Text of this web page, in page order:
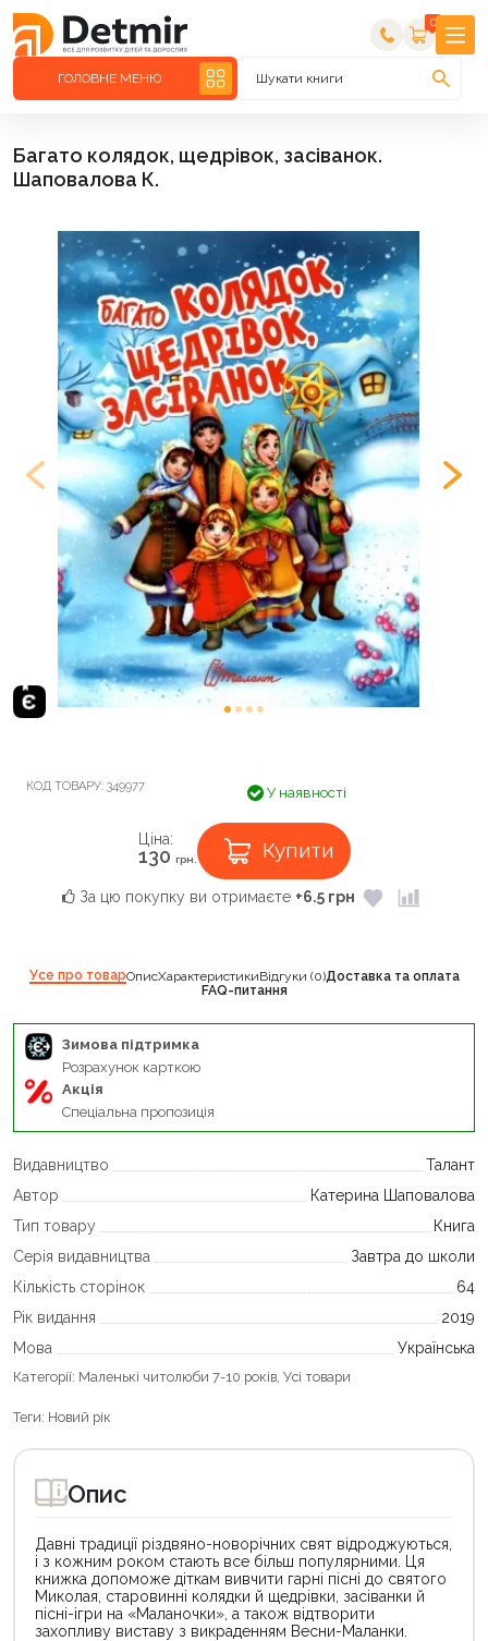
0
ГОЛОВНЕ МЕНЮ Шукати книги
Багато колядок, щедрівок, засіванок.
Шаповалова К.
КОД ТОВАРУ: 349977 У наявності
Ціна:
130 грн. Купити
За цю покупку ви отримаєте +6.5 грн
Усе про товарОписХарактеристикиВідгуки (0)Доставка та оплата
FAQ-питання
Зимова підтримка
Розрахунок карткою
Акція
Спеціальна пропозиція
Видавництво
Талант
Автор
Катерина Шаповалова
Тип товару
Книга
Серія видавництва
Завтра до школи
Кількість сторінок
64
Рік видання
2019
Мова
Українська
Категорії: Маленькі читолюби 7-10 років Усі товари
Теги: Новий рік
Опис
Давні традиції різдвяно-новорічних свят відроджуються,
і з кожним роком стають все більш популярними. Ця
книжка допоможе діткам вивчити гарні пісні до святого
Миколая, старовинні колядки й щедрівки, засіванки й
пісні-ігри на «Маланочки», а також відтворити
захопливу виставу з викраденням Весни-Маланки.